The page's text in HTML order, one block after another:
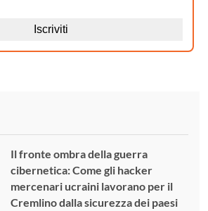
Il fronte ombra della guerra
cibernetica: Come gli hacker
mercenari ucraini lavorano per il
Cremlino dalla sicurezza dei paesi